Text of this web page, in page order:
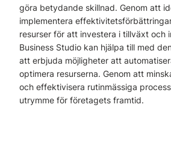
göra betydande skillnad. Genom att
implementera
resurser för att investera i tillväxt och
Business Studio kan hjälpa till med
att erbjuda möjligheter att
optimera resurserna. Genom att
och effektivisera rutinmässiga
utrymme för företagets framtid.